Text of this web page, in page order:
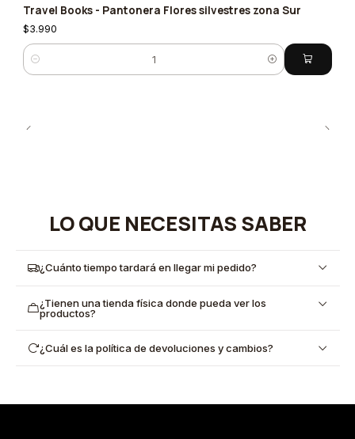
Travel Books - Pantonera Flores silvestres zona Sur
$3.990
Cantidad
LO QUE NECESITAS SABER
¿Cuánto tiempo tardará en llegar mi pedido?
¿Tienen una tienda física donde pueda ver los
productos?
¿Cuál es la política de devoluciones y cambios?